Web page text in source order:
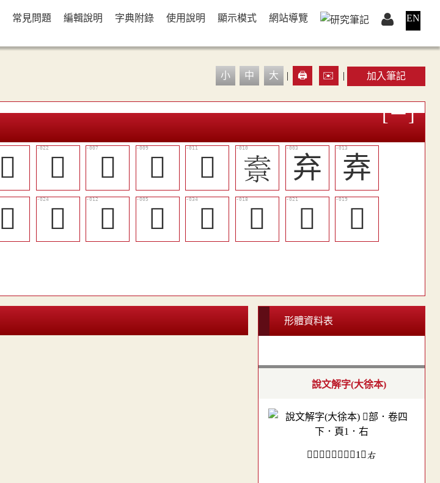
常見問題 編輯說明 字典附錄 使用說明 顯示模式 網站導覽 EN
小 中 大 | 🖨️ ✉️ | 加入筆記
󲲿 󲲺 󲲯 󲲱 󲲲 𠬇 弃
弆
𣓪 󲲻 󲲳 󲲮 󲳅 󲲶 󲲹
󲲷
形體資料表
說文解字(大徐本)
𠦒部．卷四下．頁1．右